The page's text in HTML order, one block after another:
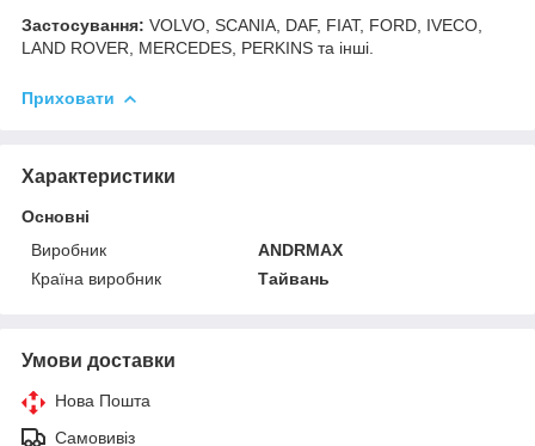
Застосування: VOLVO, SCANIA, DAF, FIAT, FORD, IVECO,
LAND ROVER, MERCEDES, PERKINS та інші.
Приховати
Характеристики
Основні
Виробник
ANDRMAX
Країна виробник
Тайвань
Умови доставки
Нова Пошта
Самовивіз